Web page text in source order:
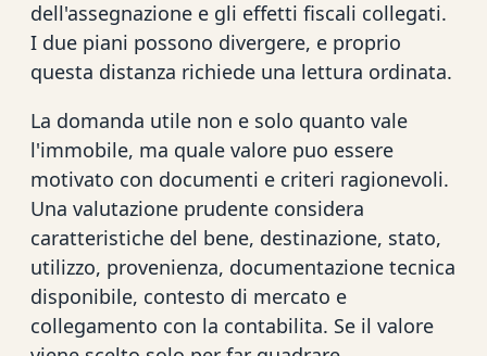
dell'assegnazione e gli effetti fiscali collegati.
I due piani possono divergere, e proprio
questa distanza richiede una lettura ordinata.
La domanda utile non e solo quanto vale
l'immobile, ma quale valore puo essere
motivato con documenti e criteri ragionevoli.
Una valutazione prudente considera
caratteristiche del bene, destinazione, stato,
utilizzo, provenienza, documentazione tecnica
disponibile, contesto di mercato e
collegamento con la contabilita. Se il valore